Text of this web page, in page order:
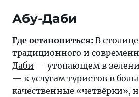
Абу-Даби
Где остановиться: В
традиционного и
Даби — утопающем в зелени
— к услугам туристов в
качественные «четвёрки»,